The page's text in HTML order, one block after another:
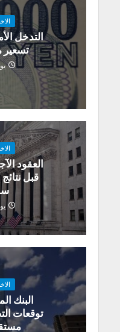
التدخل
تسعير
العقود
قبل
البنك
توقعات